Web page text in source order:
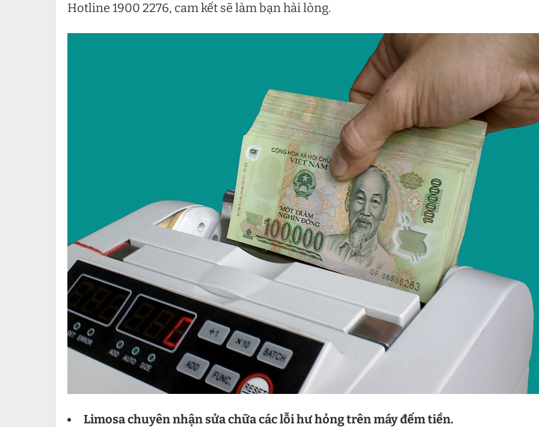
Hotline 1900 2276, cam kết sẽ làm bạn hài lòng.
Limosa chuyên nhận sửa chữa các lỗi hư hỏng trên máy đếm tiền.